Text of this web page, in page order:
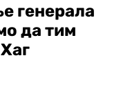
генерала
да тим